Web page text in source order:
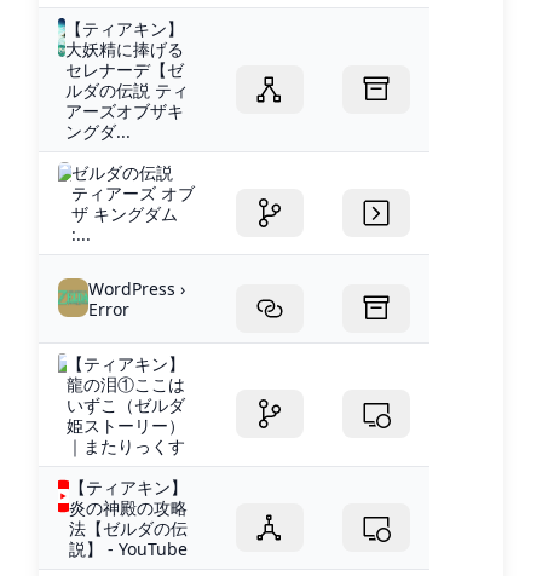
【ティアキン】
大妖精に捧げる
セレナーデ【ゼ
ルダの伝説 ティ
アーズオブザキ
ングダ...
ゼルダの伝説
ティアーズ オブ
ザ キングダム
:...
WordPress ›
Error
【ティアキン】
龍の泪①ここは
いずこ（ゼルダ
姫ストーリー）
｜またりっくす
【ティアキン】
炎の神殿の攻略
法【ゼルダの伝
説】 - YouTube